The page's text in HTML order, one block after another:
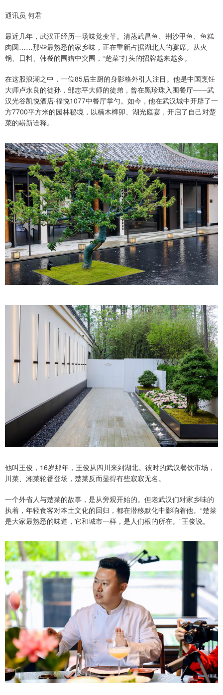
通讯员 何君
最近几年，武汉正经历一场味觉变革。清蒸武昌鱼、荆沙甲鱼、鱼糕
肉圆……那些最熟悉的家乡味，正在重新占据湖北人的宴席。从火
锅、日料、韩餐的围猎中突围，“楚菜”打头的招牌越来越多。
在这股浪潮之中，一位85后主厨的身影格外引人注目。他是中国烹饪
大师卢永良的徒孙，邹志平大师的徒弟，曾在黑珍珠入围餐厅——武
汉光谷凯悦酒店·福悦1077中餐厅掌勺。如今，他在武汉城中开辟了一
方7700平方米的园林秘境，以楠木榫卯、湖光庭宴，开启了自己对楚
菜的崭新诠释。
他叫王俊，16岁那年，王俊从四川来到湖北。彼时的武汉餐饮市场，
川菜、湘菜轮番登场，楚菜反而显得有些寂寂无名。
一个外省人与楚菜的故事，是从旁观开始的。但老武汉们对家乡味的
执着，年轻食客对本土文化的回归，都在潜移默化中影响着他。“楚菜
是大家最熟悉的味道，它和城市一样，是人们根的所在。”王俊说。